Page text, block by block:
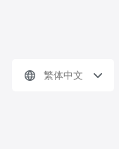
繁体中文